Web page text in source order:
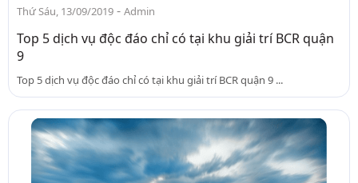
Thứ Sáu, 13/09/2019 - Admin
Top 5 dịch vụ độc đáo chỉ có tại khu giải trí BCR quận
9
Top 5 dịch vụ độc đáo chỉ có tại khu giải trí BCR quận 9 ...